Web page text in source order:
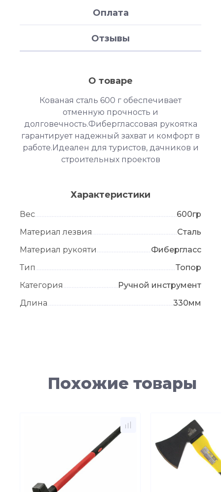
Оплата
Отзывы
О товаре
Кованая сталь 600 г обеспечивает
отменную прочность и
долговечность.Фиберглассовая рукоятка
гарантирует надежный захват и комфорт в
работе.Идеален для туристов, дачников и
строительных проектов
Характеристики
Вес
600гр
Материал лезвия
Сталь
Материал рукояти
Фибергласс
Тип
Топор
Категория
Ручной инструмент
Длина
330мм
Похожие товары